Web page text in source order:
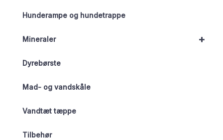
Hunderampe og hundetrappe
+
Mineraler
Dyrebørste
Mad- og vandskåle
Vandtæt tæppe
Tilbehør